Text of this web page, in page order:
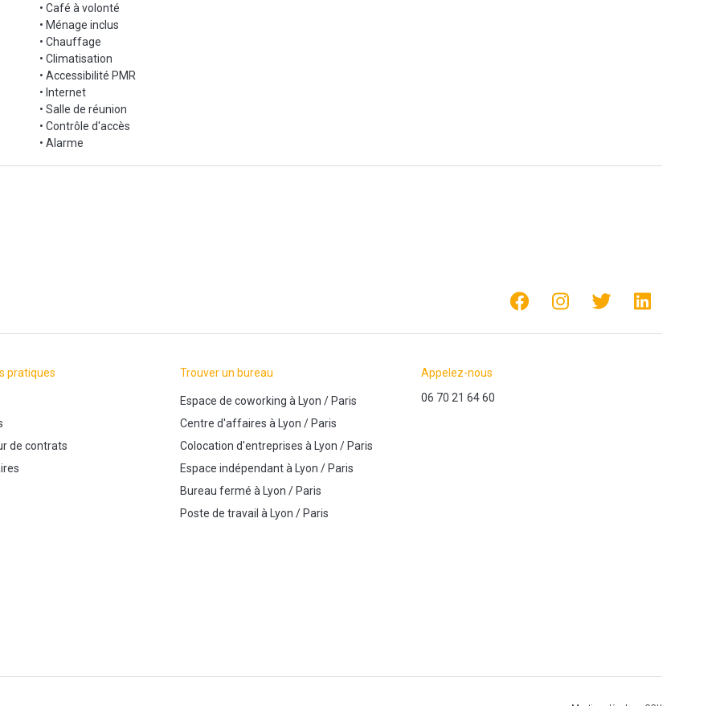
• Café à volonté
• Ménage inclus
• Chauffage
• Climatisation
• Accessibilité PMR
• Internet
• Salle de réunion
• Contrôle d'accès
• Alarme
pratiques
de contrats
Trouver un bureau
Espace de coworking à Lyon /Paris
Centre d'affaires à Lyon /Paris
Colocation d'entreprises à Lyon /Paris
Espace indépendantà Lyon /Paris
Bureau fermé à Lyon /Paris
Poste de travail à Lyon /Paris
Appelez-nous
06 70 21 64 60